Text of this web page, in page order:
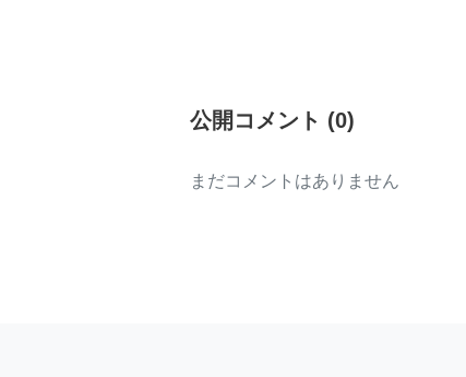
公開コメント (0)
まだコメントはありません